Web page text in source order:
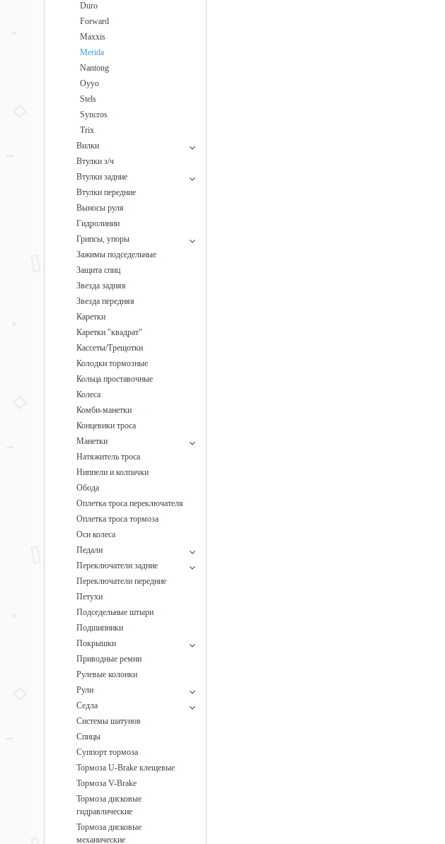
Duro
Forward
Maxxis
Merida
Nantong
Oyyo
Stels
Syncros
Trix
Вилки
Втулки з/ч
Втулки задние
Втулки передние
Выносы руля
Гидролинии
Грипсы, упоры
Зажимы подседельные
Защита спиц
Звезда задняя
Звезда передняя
Каретки
Каретки "квадрат"
Кассеты/Трещотки
Колодки тормозные
Кольца проставочные
Колеса
Комби-манетки
Концевики троса
Манетки
Натяжитель троса
Ниппели и колпачки
Обода
Оплетка троса переключателя
Оплетка троса тормоза
Оси колеса
Педали
Переключатели задние
Переключатели передние
Петухи
Подседельные штыри
Подшипники
Покрышки
Приводные ремни
Рулевые колонки
Рули
Седла
Системы шатунов
Спицы
Суппорт тормоза
Тормоза U-Brake клещевые
Тормоза V-Brake
Тормоза дисковые
гидравлические
Тормоза дисковые
механические